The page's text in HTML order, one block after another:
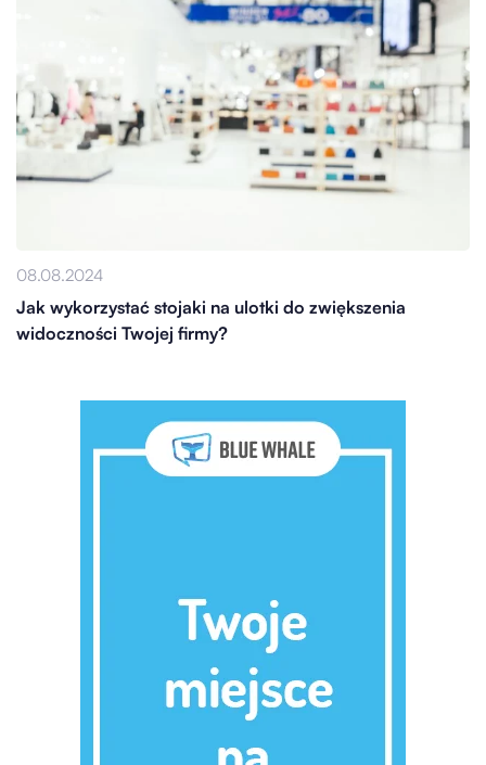
08.08.2024
Jak wykorzystać stojaki na ulotki do zwiększenia
widoczności Twojej firmy?